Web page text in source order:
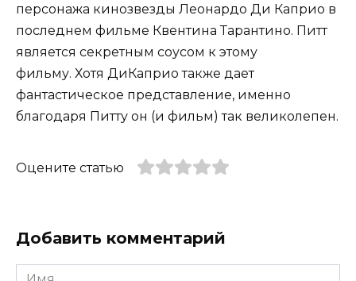
персонажа кинозвезды Леонардо Ди Каприо в
последнем фильме Квентина Тарантино. Питт
является секретным соусом к этому
фильму. Хотя ДиКаприо также дает
фантастическое представление, именно
благодаря Питту он (и фильм) так великолепен.
Оцените статью
Добавить комментарий
Имя